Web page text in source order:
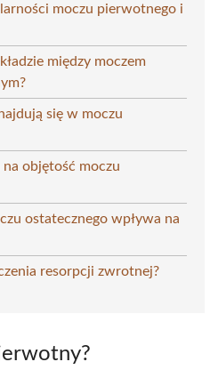
moczu pierwotnego i
między moczem
się w moczu
na objętość moczu
ostatecznego wpływa na
resorpcji zwrotnej?